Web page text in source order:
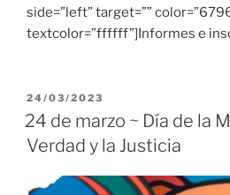
side=”left” target=””
textcolor=”ffffff”]Informes e
PUBLICADO
EL
24/03/2023
24 de marzo ~ Día de la
Verdad y la Justicia